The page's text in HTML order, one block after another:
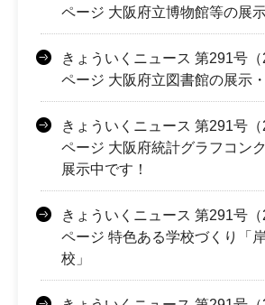
ページ 大阪府立博物館等の展
きょういくニュース 第291号
ページ 大阪府立図書館の展示
きょういくニュース 第291号
ページ 大阪府統計グラフコン
展示中です！
きょういくニュース 第291号
ページ 特色ある学校づくり「
校」